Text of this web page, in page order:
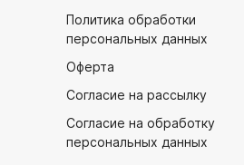
Политика обработки
персональных данных
Оферта
Согласие на рассылку
Согласие на обработку
персональных данных